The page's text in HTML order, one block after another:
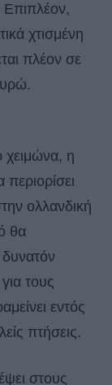
Επιπλέον,
χτισμένη
πλέον σε
η
ολλανδική
θα
δυνατόν
τους
εντός
πτήσεις.
στους